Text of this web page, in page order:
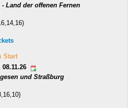
Land der offenen Fernen
Start
08.11.26
und Straßburg